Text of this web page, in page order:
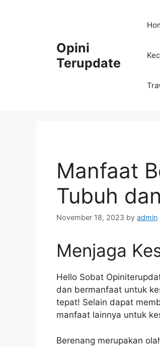
Opini
Terupdate
Manfaat
Tubuh
November 18, 2023 by admin
Menjaga
Hello Sobat
dan bermanfaat untuk
tepat! Selain dapat
manfaat lainnya untuk
Berenang merupakan